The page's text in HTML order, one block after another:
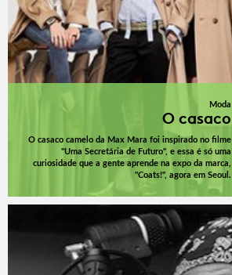
Moda
O casaco
O casaco camelo da Max Mara foi inspirado no filme
"Uma Secretária de Futuro", e essa é só uma
curiosidade que a gente aprende na expo da marca,
"Coats!", agora em Seoul.